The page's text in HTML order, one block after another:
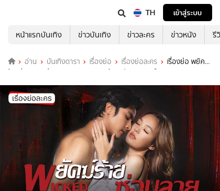
TH
เข้าสู่ระบบ
หน้าแรกบันเทิง
ข่าวบันเทิง ข่าวละคร ข่าวหนัง รี
อ่าน บันเทิงดารา เรื่องย่อ เรื่องย่อละคร
เรื่องย่อ พยัคฆ์
ร้ายซ่อนลาย ช่อง 3HD (ตอนจบ) พร้อมเปิดสมรภูมิเดือด